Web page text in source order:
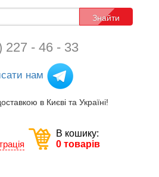
Знайти
227 - 46 - 33
нам
в Києві та Україні!
В кошику:
0 товарів